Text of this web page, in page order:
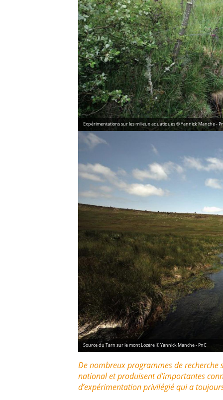
Expérimentations sur les milieux aquatiques © Yannick Manche -
Source du Tarn sur le mont Lozère © Yannick Manche - PnC
De nombreux programmes de
national et produisent d’importantes
d’expérimentation privilégié qui a